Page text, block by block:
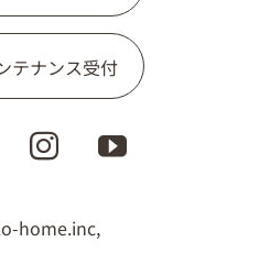
テナンス受付
home.inc,